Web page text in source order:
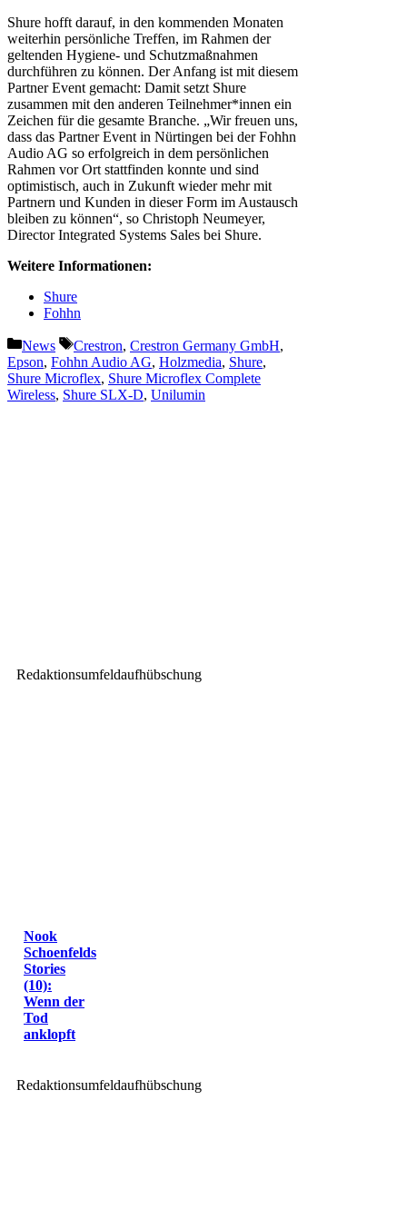
Shure hofft darauf, in den kommenden Monaten
weiterhin persönliche Treffen, im Rahmen der
geltenden Hygiene- und Schutzmaßnahmen
durchführen zu können. Der Anfang ist mit diesem
Partner Event gemacht: Damit setzt Shure
zusammen mit den anderen Teilnehmer*innen ein
Zeichen für die gesamte Branche. „Wir freuen uns,
dass das Partner Event in Nürtingen bei der Fohhn
Audio AG so erfolgreich in dem persönlichen
Rahmen vor Ort stattfinden konnte und sind
optimistisch, auch in Zukunft wieder mehr mit
Partnern und Kunden in dieser Form im Austausch
bleiben zu können“, so Christoph Neumeyer,
Director Integrated Systems Sales bei Shure.
Weitere Informationen:
Shure
Fohhn
Kategorien
News Schlagwörter
Crestron, Crestron Germany GmbH,
Epson, Fohhn Audio AG, Holzmedia, Shure,
Shure Microflex, Shure Microflex Complete
Wireless, Shure SLX-D, Unilumin
Redaktionsumfeldaufhübschung
Nook
Schoenfelds
Stories
(10):
Wenn der
Tod
anklopft
Redaktionsumfeldaufhübschung